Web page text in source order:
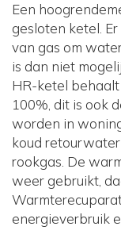
Een
gesloten ketel.
van gas om
is dan niet
HR-ketel
100%, dit is ook
worden in
koud
rookgas. De
weer gebruikt,
energieverbruik